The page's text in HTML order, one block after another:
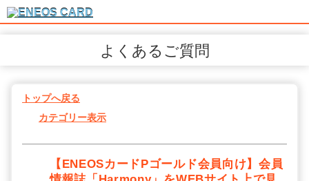
よくあるご質問
トップへ戻る
カテゴリー表示
【ENEOSカードPゴールド会員向け】会員